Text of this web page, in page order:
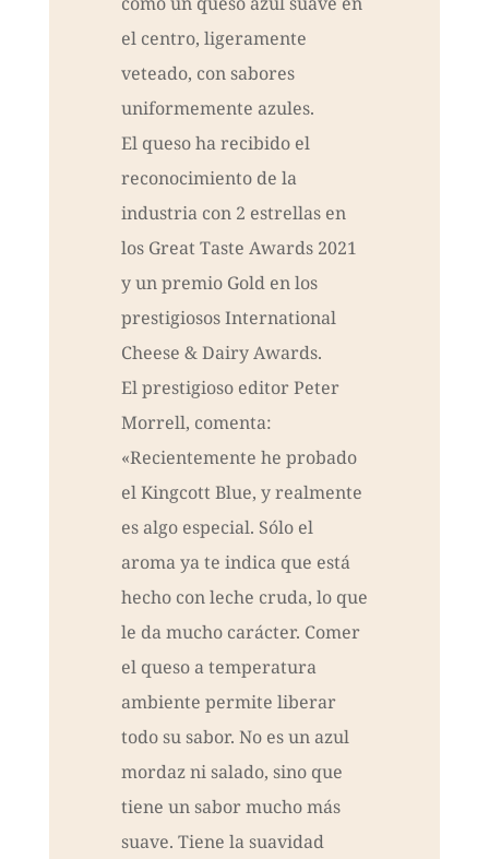
el centro, ligeramente
veteado, con sabores
uniformemente azules.
El queso ha recibido el
reconocimiento de la
industria con 2 estrellas en
los Great Taste Awards 2021
y un premio Gold en los
prestigiosos International
Cheese & Dairy Awards.
El prestigioso editor Peter
Morrell, comenta:
«Recientemente he probado
el Kingcott Blue, y realmente
es algo especial. Sólo el
aroma ya te indica que está
hecho con leche cruda, lo que
le da mucho carácter. Comer
el queso a temperatura
ambiente permite liberar
todo su sabor. No es un azul
mordaz ni salado, sino que
tiene un sabor mucho más
suave. Tiene la suavidad